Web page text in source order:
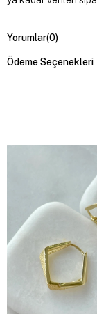
Yorumlar(0)
Ödeme Seçenekleri